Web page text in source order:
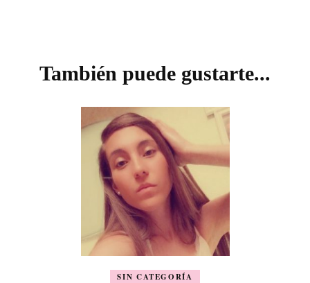
entradas
También puede gustarte...
SIN CATEGORÍA